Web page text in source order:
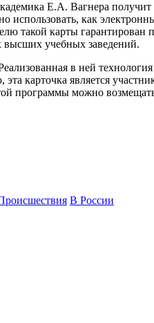
Е.А. Вагнера
как
такой карты
высших учебных заведений.
в ней
карточка является
программы можно
В России